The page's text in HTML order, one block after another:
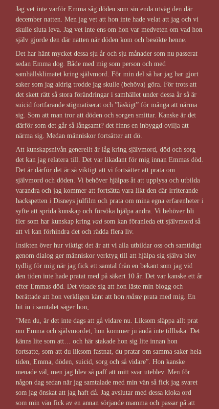
Jag vet inte varför Emma såg döden som sin enda utväg den där
december natten. Men jag vet att hon inte hade velat att jag och vi
skulle sluta leva. Jag vet inte ens om hon var medveten om vad hon
själv gjorde den där natten när döden kom och besökte henne.
Det har hänt mycket dessa sju år och sju månader som nu passerat
sedan Emma dog. Både med mig som person och med
samhällsklimatet kring självmord. För min del så har jag har gjort
saker som jag aldrig trodde jag skulle (behöva) göra. För trots att
det skett rätt så stora förändringar i samhället under dessa år så är
suicid fortfarande stigmatiserat och ”läskigt” för många att närma
sig. Som att man tror att döden och sorgen smittar. Kanske är det
därför som det går så långsamt? det finns en inbyggd ovilja att
närma sig. Medan människor fortsätter att dö.
Att kunskapsnivån generellt är låg kring självmord, död och sorg
det kan jag relatera till. Det var likadant för mig innan Emmas död.
Det är därför det är så viktigt att vi fortsätter att prata om
självmord och döden. Vi behöver hjälpas åt att upplysa och utbilda
varandra och jag kommer att fortsätta vara likt den där irriterande
hackspetten i Disneys julfilm och prata om mina egna erfarenheter i
syfte att sprida kunskap och försöka hjälpa andra. Vi behöver bli
fler som har kunskap kring vad som kan föranleda ett självmord så
att vi kan förhindra det och rädda flera liv.
Insikten över hur viktigt det är att vi alla utbildar oss och samtidigt
genom dialog ger människor verktyg till att hjälpa sig själva blev
tydlig för mig när jag fick ett samtal från en bekant som jag vid
den tiden inte hade pratat med på säkert 10 år. Det var kanske ett år
efter Emmas död. Det visade sig att hon läste min blogg och
berättade att hon verkligen känt att hon måste prata med mig. En
bit in i samtalet säger hon;
”Men du, är det inte dags att gå vidare nu. Liksom släppa allt prat
om Emma och självmordet, hon kommer ju ändå inte tillbaka. Det
känns lite som att… och här stakade hon sig lite innan hon
fortsatte, som att du liksom fastnat, du pratar om samma saker hela
tiden, Emma, döden, suicid, sorg och så vidare”. Hon kanske
menade väl, men jag blev så paff att mitt svar uteblev. Men för
någon dag sedan när jag samtalade med min vän så fick jag svaret
som jag önskat att jag haft då. Jag avslutar med dessa kloka ord
som min vän fick av en annan sörjande mamma och passar på att